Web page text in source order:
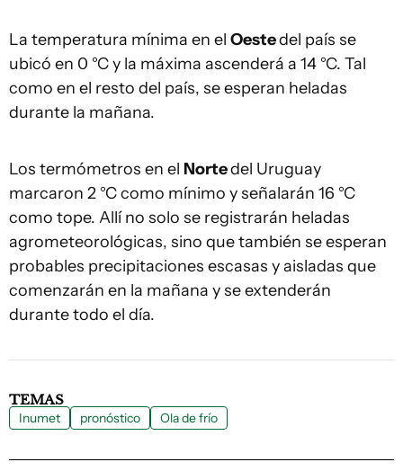
La temperatura mínima en el Oestedel país se
ubicó en 0 °C y la máxima ascenderá a 14 °C. Tal
como en el resto del país, se esperan heladas
durante la mañana.
Los termómetros en el Nortedel Uruguay
marcaron 2 °C como mínimo y señalarán 16 °C
como tope. Allí no solo se registrarán heladas
agrometeorológicas, sino que también se esperan
probables precipitaciones escasas y aisladas que
comenzarán en la mañana y se extenderán
durante todo el día.
TEMAS
Inumet pronóstico Ola de frío